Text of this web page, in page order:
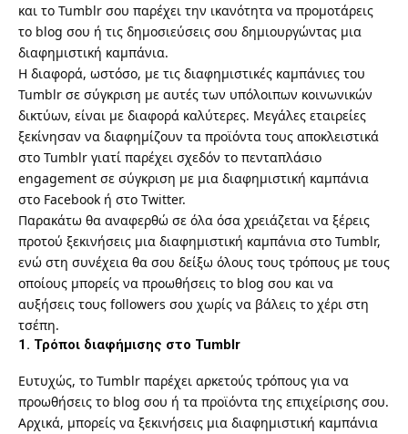
και το Tumblr σου παρέχει την ικανότητα να προμοτάρεις
το blog σου ή τις δημοσιεύσεις σου δημιουργώντας μια
διαφημιστική καμπάνια.
Η διαφορά, ωστόσο, με τις διαφημιστικές καμπάνιες του
Tumblr σε σύγκριση με αυτές των υπόλοιπων κοινωνικών
δικτύων, είναι με διαφορά καλύτερες. Μεγάλες εταιρείες
ξεκίνησαν να διαφημίζουν τα προϊόντα τους αποκλειστικά
στο Tumblr γιατί παρέχει σχεδόν το πενταπλάσιο
engagement σε σύγκριση με μια διαφημιστική καμπάνια
στο Facebook ή στο Twitter.
Παρακάτω θα αναφερθώ σε όλα όσα χρειάζεται να ξέρεις
προτού ξεκινήσεις μια διαφημιστική καμπάνια στο Tumblr,
ενώ στη συνέχεια θα σου δείξω όλους τους τρόπους με τους
οποίους μπορείς να προωθήσεις το blog σου και να
αυξήσεις τους followers σου χωρίς να βάλεις το χέρι στη
τσέπη.
1. Τρόποι διαφήμισης στο Tumblr
Ευτυχώς, το Tumblr παρέχει αρκετούς τρόπους για να
προωθήσεις το blog σου ή τα προϊόντα της επιχείρισης σου.
Αρχικά, μπορείς να ξεκινήσεις μια διαφημιστική καμπάνια